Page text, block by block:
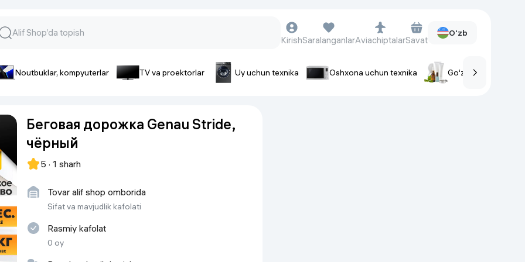
va gadjetlar
Smartfonlar uchun g’ilof
Tegishli tovarlar
KirishSaralanganlarAviachiptalarSavat
O'zb
Noutbuklar, kompyuterlar TV va proektorlar Uy uchun texnika Oshxona uchun texnika Go‘zallik va parvarish
Беговая дорожка Genau Stride,
чёрный
5 · 1 sharh
Tovar alif shop omborida
Sifat va mavjudlik kafolati
Rasmiy kafolat
0 oy